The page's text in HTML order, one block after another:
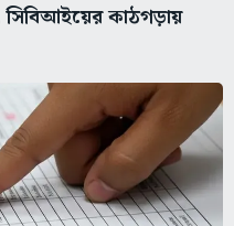
সিবিআইয়ের কাঠগড়ায়